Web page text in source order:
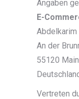
Angaben
E-
Abdelkarim
An der
55120
Vertreten